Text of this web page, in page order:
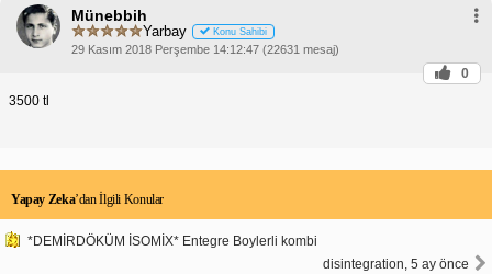
Münebbih
Yarbay Konu Sahibi
29 Kasım 2018 Perşembe 14:12:47 (22631 mesaj)
0
3500 tl
Yapay Zeka’dan İlgili Konular
*DEMİRDÖKÜM İSOMİX* Entegre Boylerli kombi
disintegration, 5 ay önce